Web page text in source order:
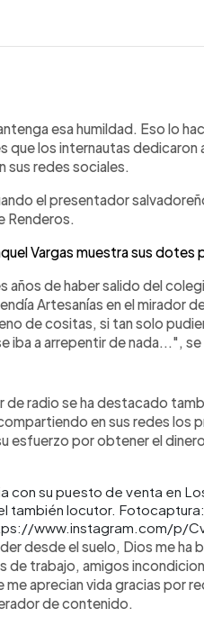
esa humildad. Eso lo
que los internautas dedicaron
sus redes sociales.
el presentador
Renderos.
Vargas muestra sus dotes
de haber salido del
Artesanías en el mirador
de cositas, si tan solo
iba a arrepentir de nada...", se
radio se ha destacado
en sus redes los
esfuerzo por obtener el
también locutor.
www.instagram.com/p/
desde el suelo, Dios me ha
de trabajo, amigos
me aprecian vida gracias por
de contenido.